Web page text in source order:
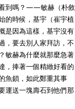
到嗎？——敏赫（朴敘
的時候，基宇（崔宇植
是因為這樣，基宇沒有
，要去別人家拜訪，不
敏赫為什麼就那麼急著
，捧著一個精緻好看的
魚鎖，如此鄭重其事
運送一塊壽石到他們那